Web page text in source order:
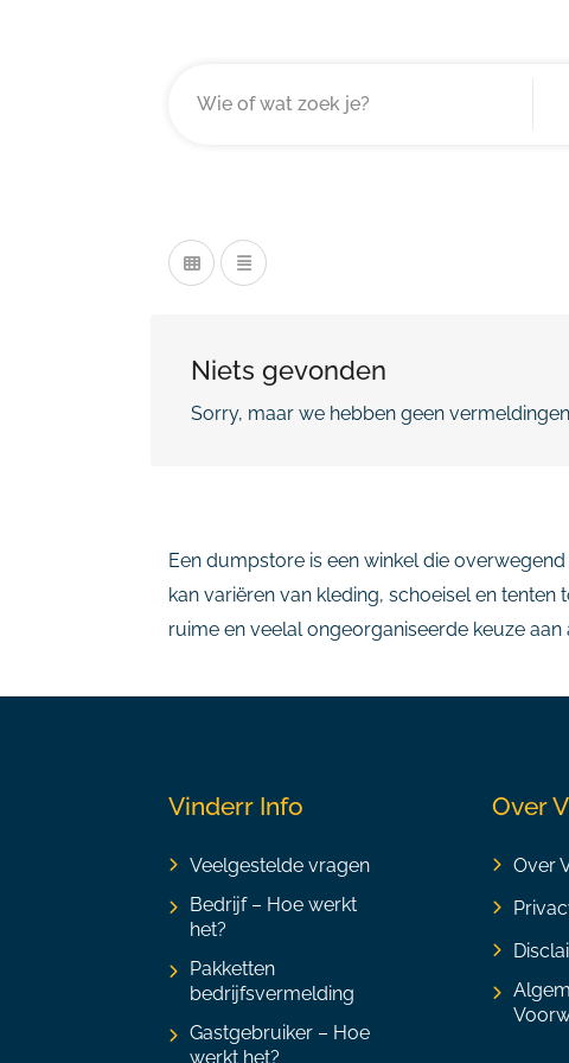
Niets gevonden
Sorry, maar we hebben geen
Een dumpstore is een winkel die
kan variëren van kleding, schoeisel en
ruime en veelal ongeorganiseerde keuze
Vinderr Info
Veelgestelde vragen
Bedrijf – Hoe werkt
het?
Pakketten
bedrijfsvermelding
Gastgebruiker – Hoe
werkt het?
Over
Over